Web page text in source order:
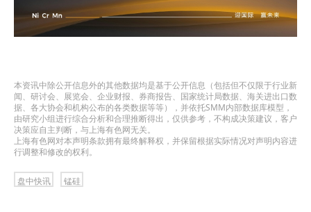
本资讯中除公开信息外的其他数据均是基于公开信息（包括但不仅限于行业新
闻、研讨会、展览会、企业财报、券商报告、国家统计局数据、海关进出口数
据、各大协会和机构公布的各类数据等等），并依托SMM内部数据库模型，
由研究小组进行综合分析和合理推断得出，仅供参考，不构成决策建议，客户
决策应自主判断，与上海有色网无关。
上海有色网对本声明条款拥有最终解释权，并保留根据实际情况对声明内容进
行调整和修改的权利。
盘中快讯 锰硅